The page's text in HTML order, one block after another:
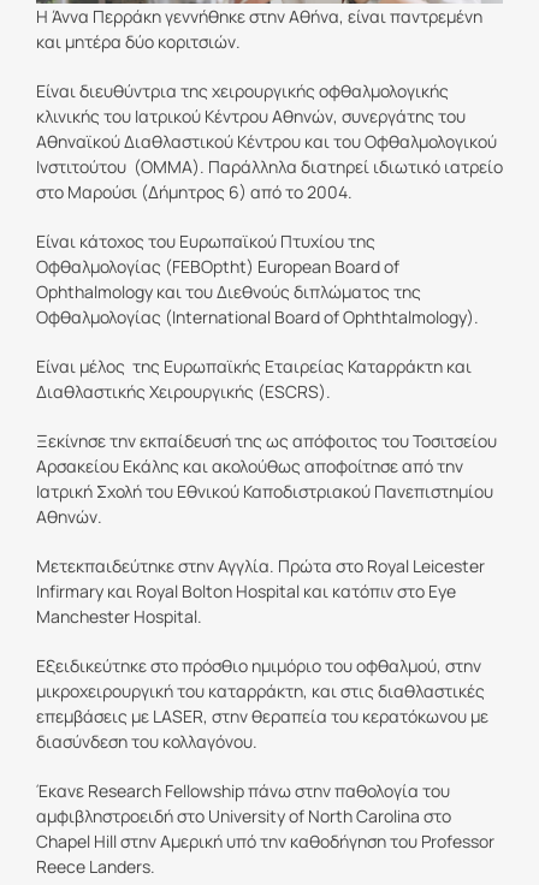
Η Άννα Περράκη γεννήθηκε στην Αθήνα, είναι παντρεμένη
και μητέρα δύο κοριτσιών.
Είναι διευθύντρια της χειρουργικής οφθαλμολογικής
κλινικής του Ιατρικού Κέντρου Αθηνών, συνεργάτης του
Αθηναϊκού Διαθλαστικού Κέντρου και του Οφθαλμολογικού
Ινστιτούτου (ΟΜΜΑ). Παράλληλα διατηρεί ιδιωτικό ιατρείο
στο Μαρούσι (Δήμητρος 6) από το 2004.
Είναι κάτοχος του Ευρωπαϊκού Πτυχίου της
Οφθαλμολογίας (FEBOptht) European Board of
Ophthalmology και του Διεθνούς διπλώματος της
Οφθαλμολογίας (International Board of Ophthtalmology).
Είναι μέλος της Ευρωπαϊκής Εταιρείας Καταρράκτη και
Διαθλαστικής Χειρουργικής (ESCRS).
Ξεκίνησε την εκπαίδευσή της ως απόφοιτος του Τοσιτσείου
Αρσακείου Εκάλης και ακολούθως αποφοίτησε από την
Ιατρική Σχολή του Εθνικού Καποδιστριακού Πανεπιστημίου
Αθηνών.
Μετεκπαιδεύτηκε στην Αγγλία. Πρώτα στο Royal Leicester
Infirmary και Royal Bolton Hospital και κατόπιν στο Eye
Manchester Hospital.
Εξειδικεύτηκε στο πρόσθιο ημιμόριο του οφθαλμού, στην
μικροχειρουργική του καταρράκτη, και στις διαθλαστικές
επεμβάσεις με LASER, στην θεραπεία του κερατόκωνου με
διασύνδεση του κολλαγόνου.
Έκανε Research Fellowship πάνω στην παθολογία του
αμφιβληστροειδή στο University of North Carolina στο
Chapel Hill στην Αμερική υπό την καθοδήγηση του Professor
Reece Landers.